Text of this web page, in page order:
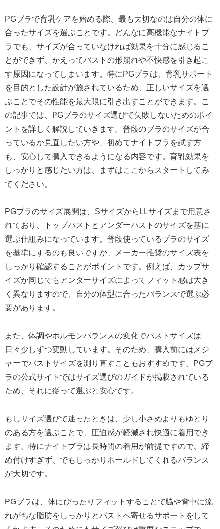
PGブラで育乳ケアを始める際、最も大切なのは自分の体に
合ったサイズを選ぶことです。どんなに高機能なナイトブ
ラでも、サイズが合っていなければ効果を十分に感じるこ
とができず、かえってバストの形崩れや不快感を引き起こ
す原因になってしまいます。特にPGブラは、育乳サポート
を目的とした設計が施されているため、正しいサイズを選
ぶことでその性能を最大限に引き出すことができます。こ
の記事では、PGブラのサイズ選びで失敗しないためのポイ
ントを詳しく解説していきます。普段のブラのサイズが合
っているか見直したい方や、初めてナイトブラを試す方
も、安心して購入できるようになる内容です。育乳効果を
しっかりと感じたい方は、まずはここからスタートしてみ
てください。
PGブラのサイズ展開は、SサイズからLLサイズまで用意さ
れており、トップバストとアンダーバストのサイズを基に
選ぶ仕組みになっています。普段使っているブラのサイズ
を基準にするのも良いですが、メーカー推奨のサイズ表を
しっかり確認することがポイントです。例えば、カップサ
イズが同じでもアンダーサイズによってフィット感は大き
く異なりますので、自分の体型に合ったバランスで選ぶ必
要があります。
また、体調やホルモンバランスの変化でバストサイズは
日々少しずつ変動しています。そのため、購入前にはメジ
ャーでバストサイズを測り直すこともおすすめです。PGブ
ラの公式サイトではサイズ選びのガイドが掲載されている
ため、それに従って選ぶと安心です。
もしサイズ選びで迷ったときは、少し小さめよりもゆとり
のある方を選ぶことで、圧迫感が軽減され快適に着用でき
ます。特にナイトブラは長時間の着用が前提ですので、締
め付けすぎず、でもしっかりホールドしてくれるバランス
が大切です。
PGブラは、体にぴったりフィットすることで脇や背中に流
れがちな脂肪をしっかりとバストへ寄せるサポートをして